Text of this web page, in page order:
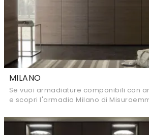
MILANO
Se vuoi armadiature componibili con
e scopri l'armadio Milano di